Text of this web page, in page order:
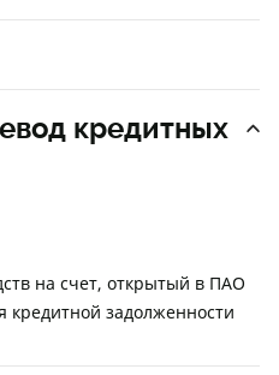
кредитных
на счет, открытый в ПАО
задолженности